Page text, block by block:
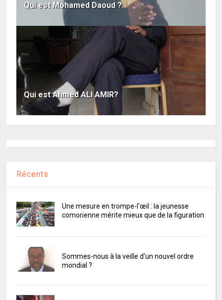
Qui est Mohamed Daoud ?
Qui est Ahmed ALI AMIR?
Récents
Une mesure en trompe-l'œil : la jeunesse
comorienne mérite mieux que de la figuration
Sommes-nous à la veille d'un nouvel ordre
mondial ?